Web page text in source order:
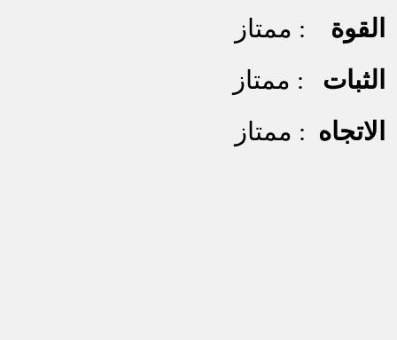
القوة
: ممتاز
الثبات
: ممتاز
الاتجاه : ممتاز